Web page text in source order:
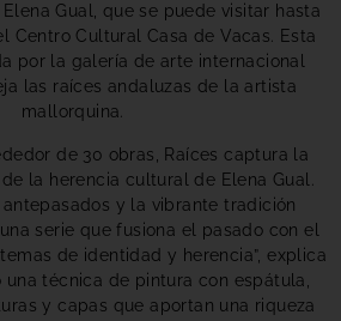
Gual, que se puede visitar hasta
Centro Cultural Casa de Vacas. Esta
por la galería de arte internacional
las raíces andaluzas de la artista
mallorquina.
de 30 obras, Raíces captura la
la herencia cultural de Elena Gual.
antepasados y la vibrante tradición
serie que fusiona el pasado con el
de identidad y herencia”, explica
una técnica de pintura con espátula,
y capas que aportan una riqueza